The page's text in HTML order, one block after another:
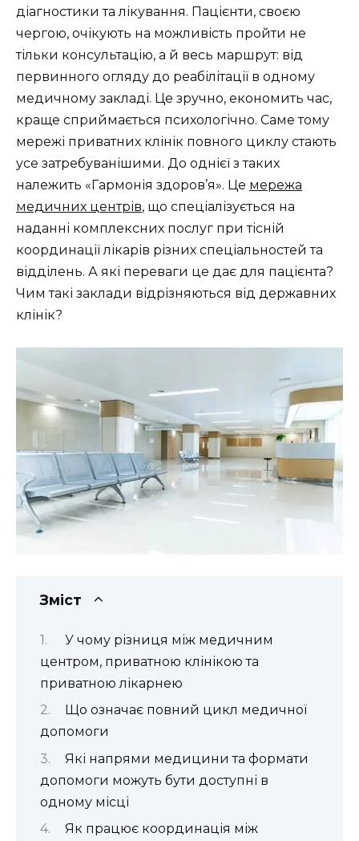
діагностики та лікування. Пацієнти, своєю
чергою, очікують на можливість пройти не
тільки консультацію, а й весь маршрут: від
первинного огляду до реабілітації в одному
медичному закладі. Це зручно, економить час,
краще сприймається психологічно. Саме тому
мережі приватних клінік повного циклу стають
усе затребуванішими. До однієї з таких
належить «Гармонія здоров’я». Це мережа
медичних центрів, що спеціалізується на
наданні комплексних послуг при тісній
координації лікарів різних спеціальностей та
відділень. А які переваги це дає для пацієнта?
Чим такі заклади відрізняються від державних
клінік?
Зміст
У чому різниця між медичним
центром, приватною клінікою та
приватною лікарнею
Що означає повний цикл медичної
допомоги
Які напрями медицини та формати
допомоги можуть бути доступні в
одному місці
Як працює координація між